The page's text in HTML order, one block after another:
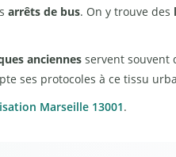
arrêts de bus. On y trouve des
anciennes servent souvent
ses protocoles à ce tissu
Marseille 13001.